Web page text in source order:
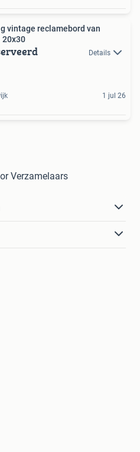
vintage reclamebord van
20x30
Details
1 jul 26
Verzamelaars